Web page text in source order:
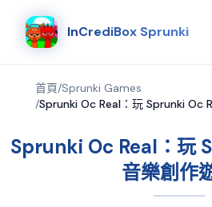
InCrediBox Sprunki
首頁/Sprunki Games
/Sprunki Oc Real：玩 Sprunki Oc
Sprunki Oc Real：玩
音樂創作